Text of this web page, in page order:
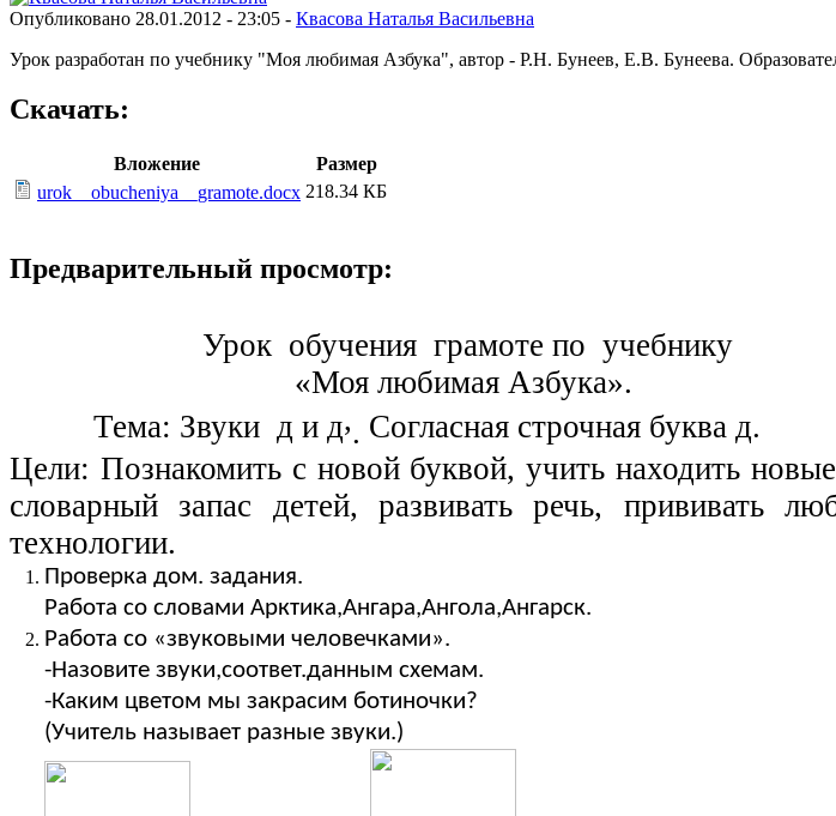
Опубликовано 28.01.2012 - 23:05 - Квасова Наталья Васильевна
Урок разработан по учебнику "Моя любимая Азбука", автор - Р.Н. Бунеев, Е.В. Бунеева.
Скачать:
Вложение
Размер
urok__obucheniya__gramote.docx 218.34 КБ
Предварительный просмотр:
Урок обучения грамоте по учебнику
«Моя любимая Азбука».
Тема: Звуки д и д,. Согласная строчная буква д.
Цели: Познакомить с новой буквой, учить находить
словарный запас детей, развивать речь, прививать
технологии.
Проверка дом. задания.
Работа со словами Арктика,Ангара,Ангола,Ангарск.
Работа со «звуковыми человечками».
-Назовите звуки,соответ.данным схемам.
-Каким цветом мы закрасим ботиночки?
(Учитель называет разные звуки.)